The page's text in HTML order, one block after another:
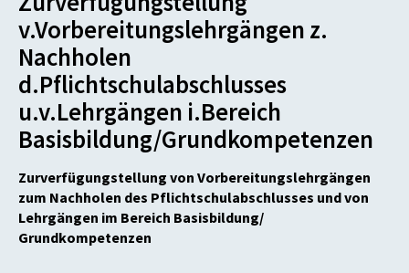
v.Vorbereitungslehrgängen z.
Nachholen
d.Pflichtschulabschlusses
u.v.Lehrgängen i.Bereich
Basisbildung/Grundkompetenzen
Zurverfügungstellung von Vorbereitungslehrgängen
zum Nachholen des Pflichtschulabschlusses und von
Lehrgängen im Bereich Basisbildung/
Grundkompetenzen